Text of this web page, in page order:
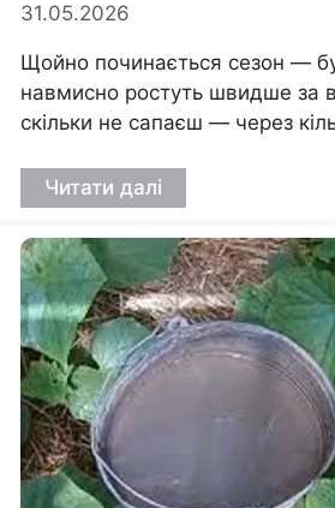
31.05.2026
Щойно починається сезон —
навмисно ростуть швидше за
скільки не сапаєш — через
Читати далі